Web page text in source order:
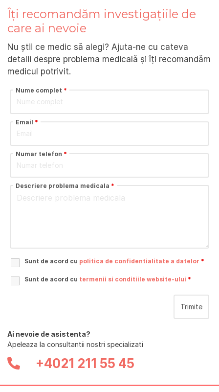
Îți recomandăm investigațiile de
care ai nevoie
Nu știi ce medic să alegi? Ajuta-ne cu cateva
detalii despre problema medicală și îți recomandăm
medicul potrivit.
Nume complet *
Email *
Numar telefon *
Descriere problema medicala *
Sunt de acord cu politica de confidentialitate a datelor *
Sunt de acord cu termenii si conditiile website-ului *
Ai nevoie de asistenta?
Apeleaza la consultantii nostri specializati
+4021 211 55 45